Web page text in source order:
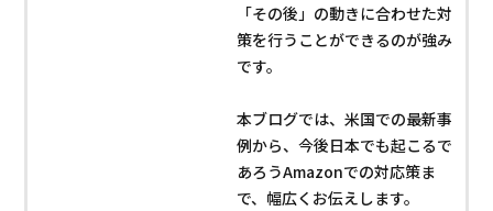
「その後」の動きに合わせた対
策を行うことができるのが強み
です。
本ブログでは、米国での最新事
例から、今後日本でも起こるで
あろうAmazonでの対応策ま
で、幅広くお伝えします。